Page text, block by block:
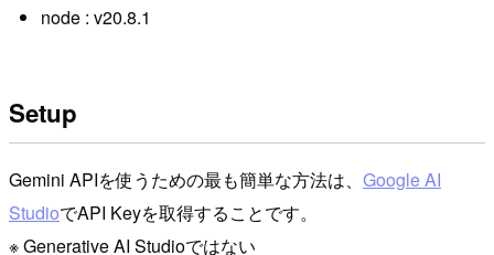
node : v20.8.1
Setup
Gemini APIを使うための最も簡単な方法は、 Google AI
StudioでAPI Keyを取得することです。
※ Generative AI Studioではない